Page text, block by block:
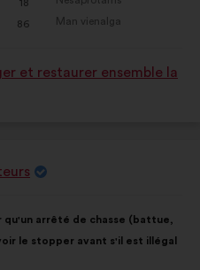
18
86
kā:
s)
Man vienalga
:reize(-
et restaurer ensemble la
qu'un arrêté de chasse (battue,
le stopper avant s'il est illégal